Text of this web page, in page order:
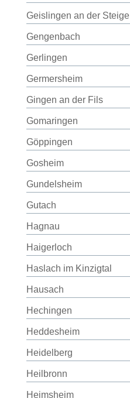
Geislingen an der Steige
Gengenbach
Gerlingen
Germersheim
Gingen an der Fils
Gomaringen
Göppingen
Gosheim
Gundelsheim
Gutach
Hagnau
Haigerloch
Haslach im Kinzigtal
Hausach
Hechingen
Heddesheim
Heidelberg
Heilbronn
Heimsheim